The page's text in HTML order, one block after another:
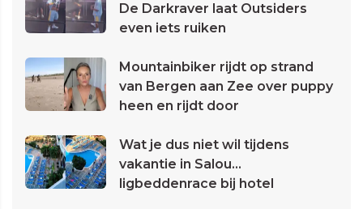
De Darkraver laat Outsiders
even iets ruiken
Mountainbiker rijdt op strand
van Bergen aan Zee over puppy
heen en rijdt door
Wat je dus niet wil tijdens
vakantie in Salou...
ligbeddenrace bij hotel